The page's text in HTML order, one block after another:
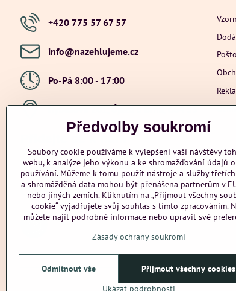
+420 775 57 67 57
info​@nazehlujeme​.cz
Po-Pá 8:00 - 17:00
Hybešova 201, Újezd u Brna, 664 53
Facebook Instagram Youtube
Odstoupení od smlouvy
Předvolby soukromí
Soubory cookie používáme k vylepšení vaší návštěvy
webu, k analýze jeho výkonu a ke shromažďování údajů
používání. Můžeme k tomu použít nástroje a služby
a shromážděná data mohou být přenášena partnerům v
nebo jiných zemích. Kliknutím na „Přijmout všechny
cookie“ vyjadřujete svůj souhlas s tímto zpracováním.
můžete najít podrobné informace nebo upravit své
Zásady ochrany soukromí
Ukázat podrobnosti
Přijmout všechny cookies
Odmítnout vše